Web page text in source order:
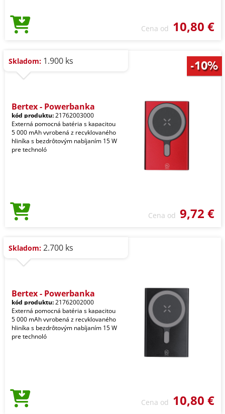
Cena od 10,80 €
Skladom: 1.900 ks
Bertex - Powerbanka
kód produktu:21762003000
Externá pomocná batéria s kapacitou
5 000 mAh vyrobená z recyklovaného
hliníka s bezdrôtovým nabíjaním 15 W
pre technoló
Cena od 9,72 €
Skladom: 2.700 ks
Bertex - Powerbanka
kód produktu:21762002000
Externá pomocná batéria s kapacitou
5 000 mAh vyrobená z recyklovaného
hliníka s bezdrôtovým nabíjaním 15 W
pre technoló
Cena od 10,80 €